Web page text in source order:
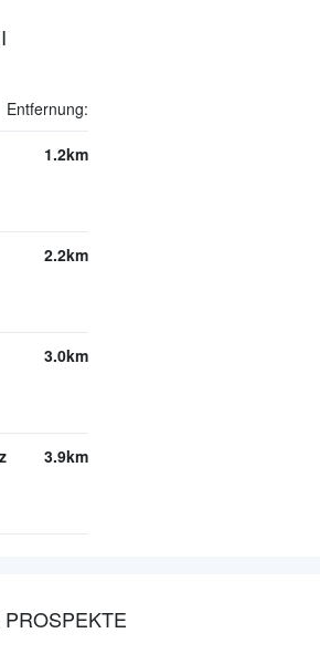
Entfernung:
1.2km
2.2km
3.0km
3.9km